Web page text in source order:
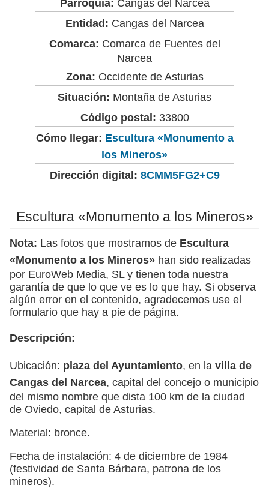
Parroquia: Cangas del Narcea
Entidad: Cangas del Narcea
Comarca: Comarca de Fuentes del
Narcea
Zona: Occidente de Asturias
Situación: Montaña de Asturias
Código postal: 33800
Cómo llegar: Escultura «Monumento a
los Mineros»
Dirección digital: 8CMM5FG2+C9
Escultura «Monumento a los Mineros»
Nota: Las fotos que mostramos de Escultura
«Monumento a los Mineros» han sido realizadas
por EuroWeb Media, SL y tienen toda nuestra
garantía de que lo que ve es lo que hay. Si observa
algún error en el contenido, agradecemos use el
formulario que hay a pie de página.
Descripción:
Ubicación: plaza del Ayuntamiento, en la villa de
Cangas del Narcea, capital del concejo o municipio
del mismo nombre que dista 100 km de la ciudad
de Oviedo, capital de Asturias.
Material: bronce.
Fecha de instalación: 4 de diciembre de 1984
(festividad de Santa Bárbara, patrona de los
mineros).